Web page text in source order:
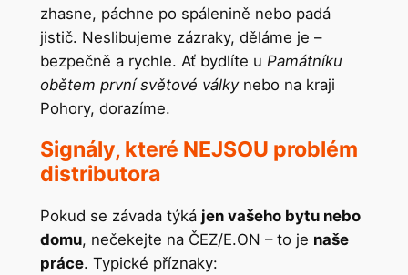
zhasne, páchne po spálenině nebo padá
jistič. Neslibujeme zázraky, děláme je –
bezpečně a rychle. Ať bydlíte u Památníku
obětem první světové válkynebo na kraji
Pohory, dorazíme.
Signály, které NEJSOU problém
distributora
Pokud se závada týká jen vašeho bytu nebo
domu, nečekejte na ČEZ/E.ON – to je naše
práce. Typické příznaky: